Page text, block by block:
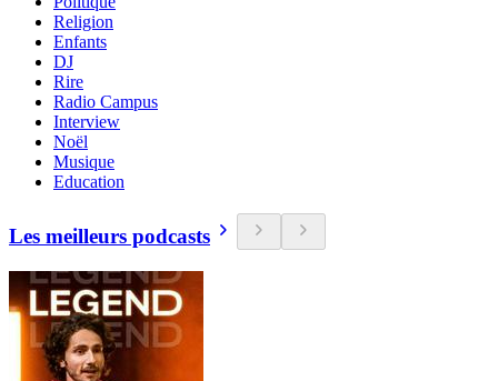
Religion
Enfants
DJ
Rire
Radio Campus
Interview
Noël
Musique
Education
Les meilleurs podcasts